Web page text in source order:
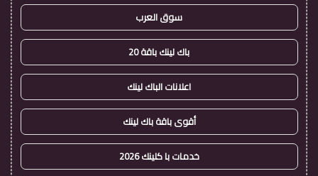
سوق العرب
باك لينك باقة 20
اعلانات الباك لينك
أقوى باقة باك لينك
خدمات با كلينك 2026